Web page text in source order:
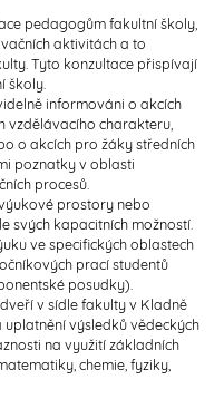
pedagogům fakultní školy,
aktivitách a to
Tyto konzultace přispívají
školy.
informováni o akcích
vzdělávacího charakteru,
o akcích pro žáky středních
poznatky v oblasti
procesů.
prostory nebo
svých kapacitních možností.
ve specifických oblastech
prací studentů
posudky).
v sídle fakulty v Kladně
výsledků vědeckých
na využití základních
chemie, fyziky,